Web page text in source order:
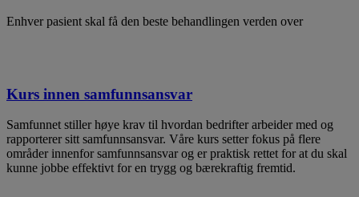
Enhver pasient skal få den beste behandlingen verden over
Kurs innen samfunnsansvar
Samfunnet stiller høye krav til hvordan bedrifter arbeider med og
rapporterer sitt samfunnsansvar. Våre kurs setter fokus på flere
områder innenfor samfunnsansvar og er praktisk rettet for at du skal
kunne jobbe effektivt for en trygg og bærekraftig fremtid.